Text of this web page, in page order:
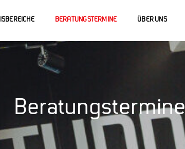
BERATUNGSTERMINE ÜBER UNS
Beratungstermine